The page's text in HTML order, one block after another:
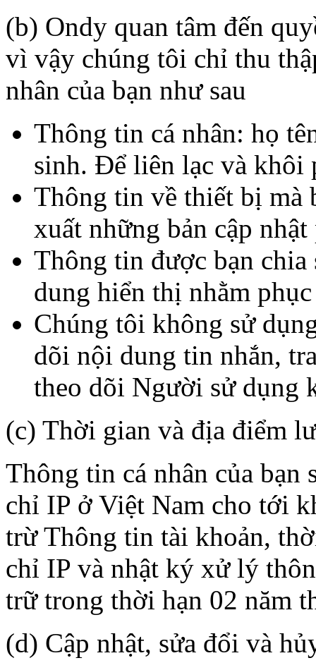
(b) Ondy quan tâm đến
vì vậy chúng tôi chỉ thu
nhân của bạn như sau
Thông tin cá nhân: họ
sinh. Để liên lạc và khôi
Thông tin về thiết bị mà
xuất những bản cập
Thông tin được bạn
dung hiển thị nhằm
Chúng tôi không sử
dõi nội dung tin nhắn,
theo dõi Người sử dụng
(c) Thời gian và địa điểm
Thông tin cá nhân của
chỉ IP ở Việt Nam cho tới
trừ Thông tin tài khoản,
chỉ IP và nhật ký xử lý
trữ trong thời hạn 02 năm
(d) Cập nhật, sửa đổi và